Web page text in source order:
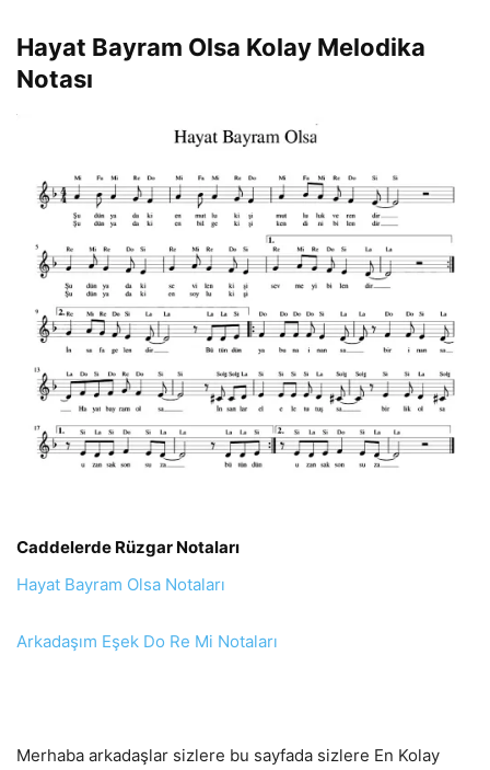
Hayat Bayram Olsa Kolay Melodika
Notası
Caddelerde Rüzgar Notaları
Hayat Bayram Olsa Notaları
Arkadaşım Eşek Do Re Mi Notaları
Merhaba arkadaşlar sizlere bu sayfada sizlere En Kolay